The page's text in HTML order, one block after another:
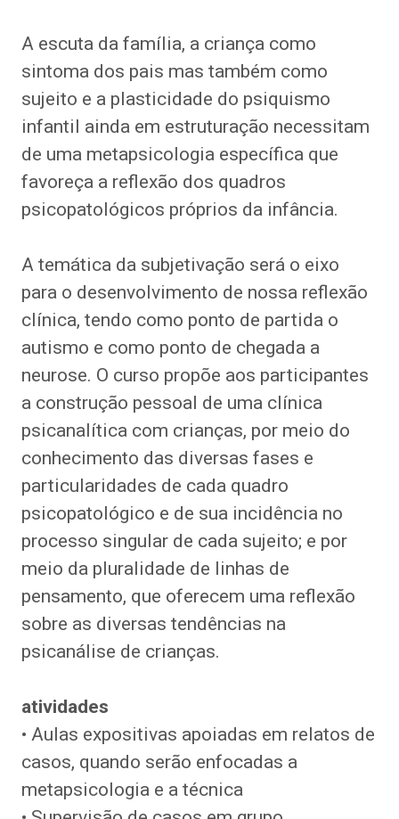
A escuta da família, a criança como
sintoma dos pais mas também como
sujeito e a plasticidade do psiquismo
infantil ainda em estruturação necessitam
de uma metapsicologia específica que
favoreça a reflexão dos quadros
psicopatológicos próprios da infância.
A temática da subjetivação será o eixo
para o desenvolvimento de nossa reflexão
clínica, tendo como ponto de partida o
autismo e como ponto de chegada a
neurose. O curso propõe aos participantes
a construção pessoal de uma clínica
psicanalítica com crianças, por meio do
conhecimento das diversas fases e
particularidades de cada quadro
psicopatológico e de sua incidência no
processo singular de cada sujeito; e por
meio da pluralidade de linhas de
pensamento, que oferecem uma reflexão
sobre as diversas tendências na
psicanálise de crianças.
atividades
• Aulas expositivas apoiadas em relatos de
casos, quando serão enfocadas a
metapsicologia e a técnica